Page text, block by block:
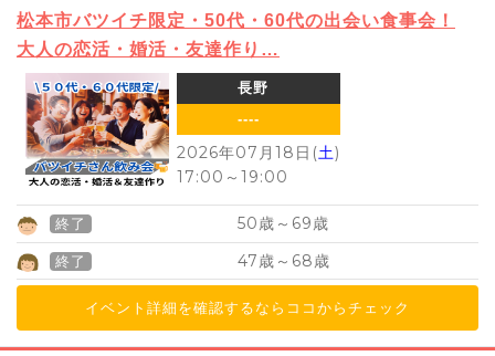
松本市バツイチ限定・50代・60代の出会い食事会！
大人の恋活・婚活・友達作り…
長野
----
2026年07月18日(土)
17:00 ～ 19:00
終了 50歳～ 69歳
終了 47歳～ 68歳
イベント詳細を確認するならココからチェック